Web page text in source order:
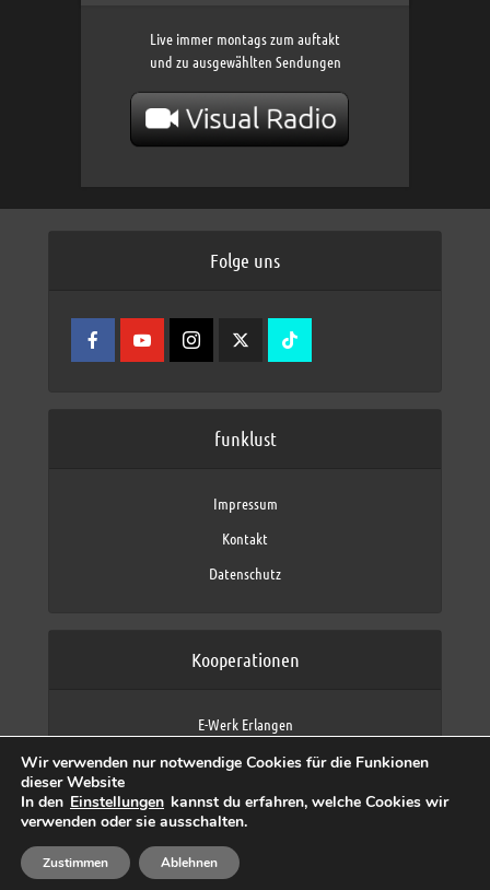
Live immer montags zum auftakt
und zu ausgewählten Sendungen
Folge uns
funklust
Impressum
Kontakt
Datenschutz
Kooperationen
E-Werk Erlangen
Fraunhofer IIS
max neo (AFK max)
Copyright © 2026 by funklust, FAU
Wir verwenden nur notwendige Cookies für die Funkionen
dieser Website
In den Einstellungen kannst du erfahren, welche Cookies wir
verwenden oder sie ausschalten.
Zustimmen Ablehnen